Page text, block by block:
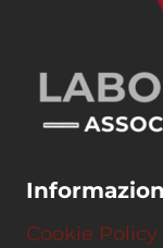
Cookie Policy